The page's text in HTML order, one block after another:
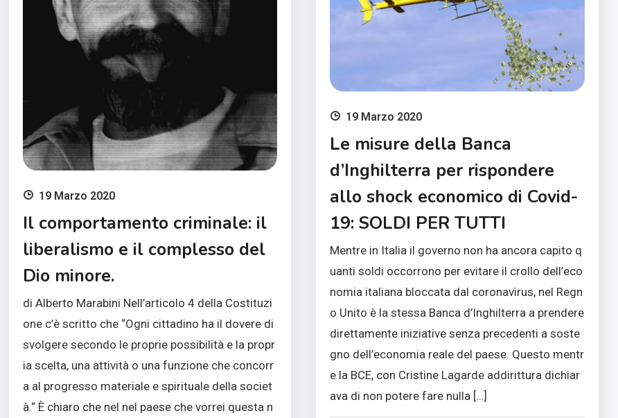
19 Marzo 2020
Il comportamento criminale: il
liberalismo e il complesso del
Dio minore.
di Alberto Marabini Nell’articolo 4 della Costituzi
one c’è scritto che “Ogni cittadino ha il dovere di
svolgere secondo le proprie possibilità e la propr
ia scelta, una attività o una funzione che concorr
a al progresso materiale e spirituale della societ
à.“ È chiaro che nel nel paese che vorrei questa n
19 Marzo 2020
Le misure della Banca
d’Inghilterra per rispondere
allo shock economico di Covid-
19: SOLDI PER TUTTI
Mentre in Italia il governo non ha ancora capito q
uanti soldi occorrono per evitare il crollo dell’eco
nomia italiana bloccata dal coronavirus, nel Regn
o Unito è la stessa Banca d’Inghilterra a prendere
direttamente iniziative senza precedenti a soste
gno dell’economia reale del paese. Questo mentr
e la BCE, con Cristine Lagarde addirittura dichiar
ava di non potere fare nulla […]